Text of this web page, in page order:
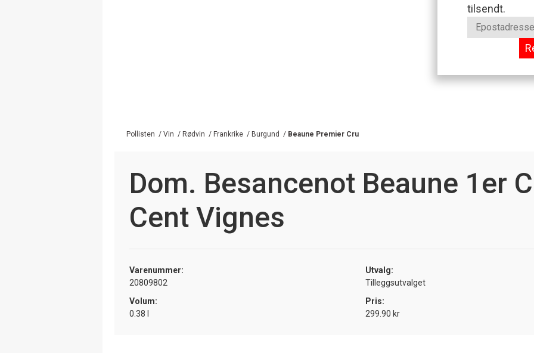
tilsendt.
Pollisten / Vin / Rødvin / Frankrike / Burgund / Beaune Premier Cru
Dom. Besancenot Beaune 1er
Cent Vignes
Varenummer:
20809802
Utvalg:
Tilleggsutvalget
Volum:
0.38 l
Pris:
299.90 kr